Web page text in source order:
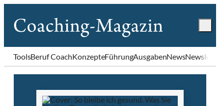
ToolsBeruf CoachKonzepteFührungAusgabenNews